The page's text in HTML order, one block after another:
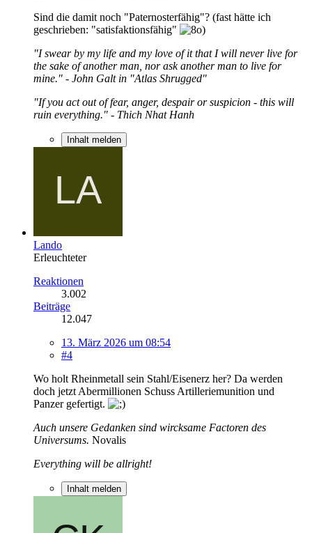
Sind die damit noch "Paternosterfähig"? (fast hätte ich
geschrieben: "satisfaktionsfähig"
)
"I swear by my life and my love of it that I will never live for
the sake of another man, nor ask another man to live for
mine." - John Galt in "Atlas Shrugged"
"If you act out of fear, anger, despair or suspicion - this will
ruin everything." - Thich Nhat Hanh
Inhalt melden
Lando
Erleuchteter
Reaktionen
3.002
Beiträge
12.047
13. März 2026 um 08:54
#4
Wo holt Rheinmetall sein Stahl/Eisenerz her? Da werden
doch jetzt Abermillionen Schuss Artilleriemunition und
Panzer gefertigt.
Auch unsere Gedanken sind wircksame Factoren des
Universums. Novalis
Everything will be allright!
Inhalt melden